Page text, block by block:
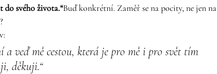
do svého života.“Buď konkrétní. Zaměř se na pocity, ne jen na
veď mě cestou, která je pro mě i pro svět tím
děkuji.“